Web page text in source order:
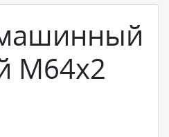
М64х2